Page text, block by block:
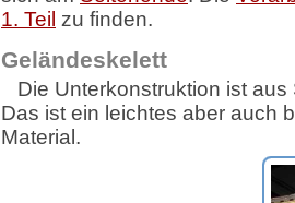
1. Teil zu finden.
Geländeskelett
Die Unterkonstruktion ist aus
Das ist ein leichtes aber auch
Material.